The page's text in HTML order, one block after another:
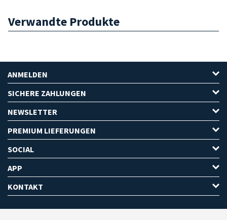
Verwandte Produkte
ANMELDEN
SICHERE ZAHLUNGEN
NEWSLETTER
PREMIUM LIEFERUNGEN
SOCIAL
APP
KONTAKT